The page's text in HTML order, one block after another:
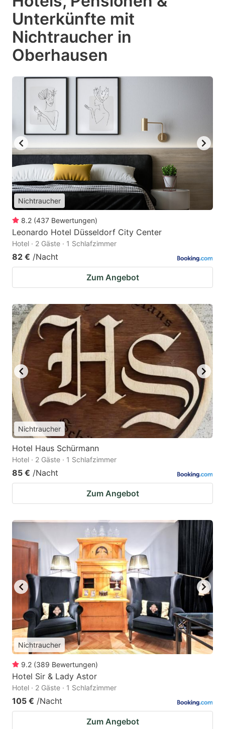
Unterkünfte mit
Nichtraucher in
Oberhausen
Nichtraucher
8.2 (437 Bewertungen)
Leonardo Hotel Düsseldorf City Center
Hotel · 2 Gäste · 1 Schlafzimmer
82 € /Nacht
Zum Angebot
Nichtraucher
Hotel Haus Schürmann
Hotel · 2 Gäste · 1 Schlafzimmer
85 € /Nacht
Zum Angebot
Nichtraucher
9.2 (389 Bewertungen)
Hotel Sir & Lady Astor
Hotel · 2 Gäste · 1 Schlafzimmer
105 € /Nacht
Zum Angebot